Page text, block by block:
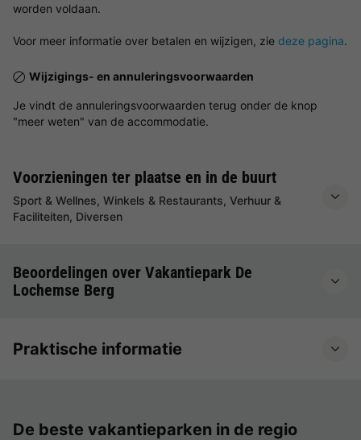
worden voldaan.
Voor meer informatie over betalen en wijzigen, zie deze pagina.
Wijzigings- en annuleringsvoorwaarden
Je vindt de annuleringsvoorwaarden terug onder de knop
"meer weten" van de accommodatie.
Voorzieningen ter plaatse en in de buurt
Sport & Wellnes, Winkels & Restaurants, Verhuur &
Faciliteiten, Diversen
Beoordelingen over Vakantiepark De
Lochemse Berg
Praktische informatie
De beste vakantieparken in de regio